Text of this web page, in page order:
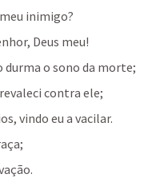
inimigo?
, Deus meu!
durma o sono da morte;
contra ele;
vindo eu a vacilar.